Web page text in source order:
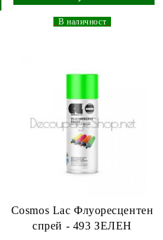
В наличност
Cosmos Lac Флуоресцентен
спрей - 493 ЗЕЛЕН